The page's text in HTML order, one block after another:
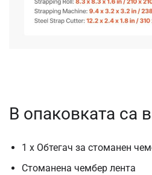
В опаковката са
1 x Обтегач за стоманен
Стоманена чембер лента